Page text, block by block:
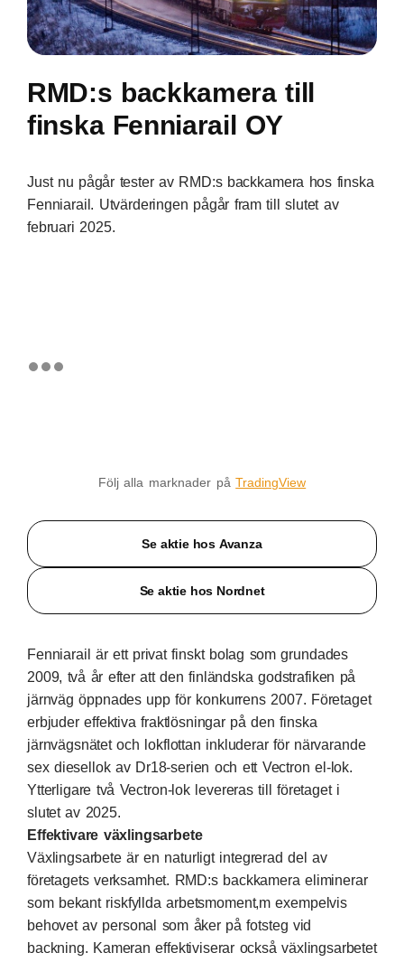
RMD:s backkamera till
finska Fenniarail OY
Just nu pågår tester av RMD:s backkamera hos finska
Fenniarail. Utvärderingen pågår fram till slutet av
februari 2025.
Följ alla marknader påTradingView
Se aktie hos Avanza
Se aktie hos Nordnet
Fenniarail är ett privat finskt bolag som grundades
2009, två år efter att den finländska godstrafiken på
järnväg öppnades upp för konkurrens 2007. Företaget
erbjuder effektiva fraktlösningar på den finska
järnvägsnätet och lokflottan inkluderar för närvarande
sex diesellok av Dr18-serien och ett Vectron el-lok.
Ytterligare två Vectron-lok levereras till företaget i
slutet av 2025.
Effektivare växlingsarbete
Växlingsarbete är en naturligt integrerad del av
företagets verksamhet. RMD:s backkamera eliminerar
som bekant riskfyllda arbetsmoment,m exempelvis
behovet av personal som åker på fotsteg vid
backning. Kameran effektiviserar också växlingsarbetet